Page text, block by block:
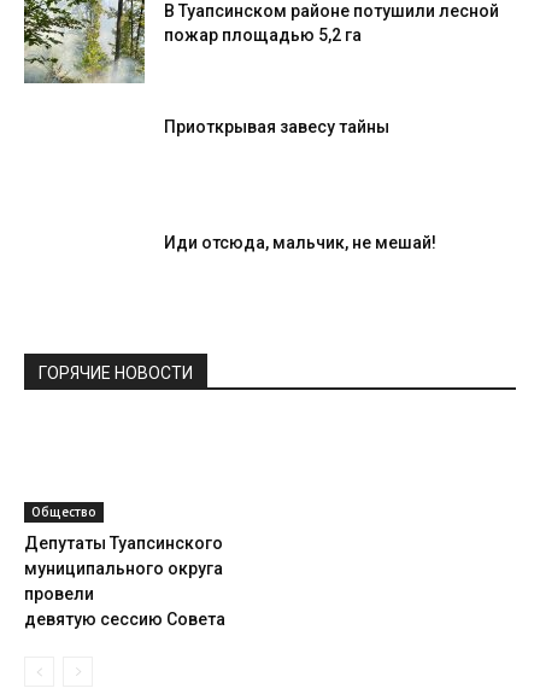
В Туапсинском районе потушили лесной
пожар площадью 5,2 га
Приоткрывая завесу тайны
Иди отсюда, мальчик, не мешай!
ГОРЯЧИЕ НОВОСТИ
Общество
Депутаты Туапсинского
муниципального округа
провели
девятую сессию Совета